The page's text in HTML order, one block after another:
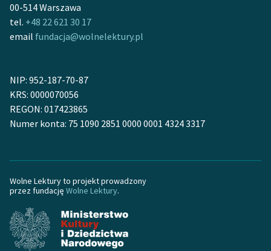
Ręce pełne poezji
Kolekcje edukacyjne
lektur szkolnych oraz
Starego Testamentu
Odkurzamy bohaterów
Lektur
O nas
Kontakt
O projekcie
00-514 Warszawa
tel. +48 22 621 30 17
email fundacja@wolnelektury.pl
NIP: 952-187-70-87
KRS: 0000070056
REGON: 017423865
Numer konta: 75 1090 2851 0000 0001 4324 3317
Wolne Lektury to projekt prowadzony
przez fundację Wolne Lektury.